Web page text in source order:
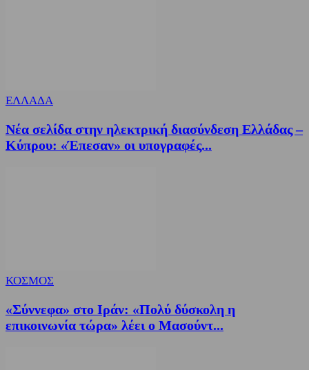
ΕΛΛΑΔΑ
Νέα σελίδα στην ηλεκτρική διασύνδεση Ελλάδας –
Κύπρου: «Έπεσαν» οι υπογραφές...
ΚΟΣΜΟΣ
«Σύννεφα» στο Ιράν: «Πολύ δύσκολη η
επικοινωνία τώρα» λέει ο Μασούντ...